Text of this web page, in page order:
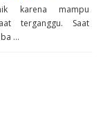
karena mampu
terganggu. Saat
...